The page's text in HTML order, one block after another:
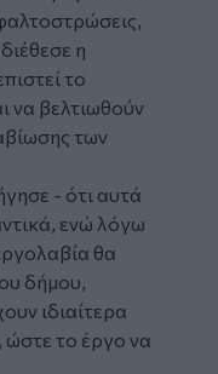
η
το
να βελτιωθούν
των
- ότι αυτά
ενώ λόγω
θα
δήμου,
ιδιαίτερα
το έργο να